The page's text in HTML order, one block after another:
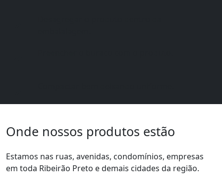
Onde nossos produtos estão
Estamos nas ruas, avenidas, condomínios, empresas
em toda Ribeirão Preto e demais cidades da região.